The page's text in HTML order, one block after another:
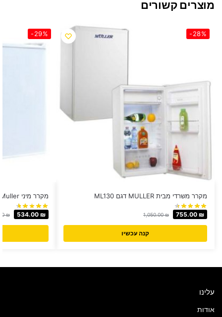
מוצרים קשורים
-28%
מקרר משרדי מבית MULLER דגם ML130
1,050.00₪ 755.00 ₪
קנה עכשיו
-29%
מקרר מיני Muller ‏50 ‏ליטר דגם ML50
₪ 534.00 ₪
עלינו
אודות